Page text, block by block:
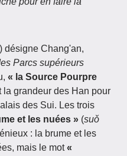
) désigne Chang'an,
Parcs supérieurs
« la Source Pourpre
la grandeur des Han pour
des Sui. Les trois
et les nuées » (suǒ
: la brume et les
mais le mot«